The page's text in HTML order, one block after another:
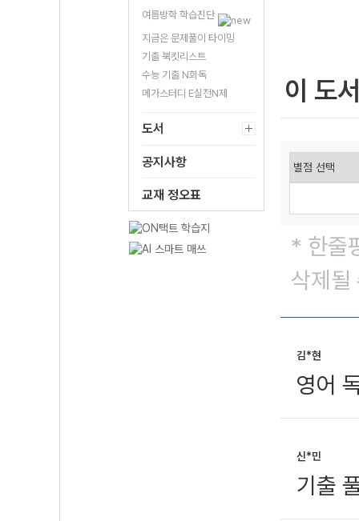
여름방학 학습진단
지금은 문제풀이 타이밍
기출 북킷리스트
수능 기출 N회독
메가스터디 E실전N제
도서
공지사항
교재 정오표
이 도
* 한줄
삭제될
김*현
영어
신*민
기출